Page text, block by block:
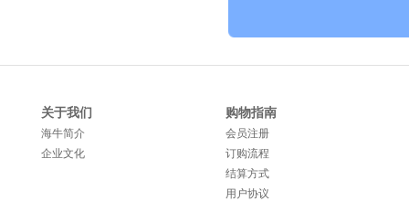
关于我们
海牛简介
企业文化
购物指南
会员注册
订购流程
结算方式
用户协议